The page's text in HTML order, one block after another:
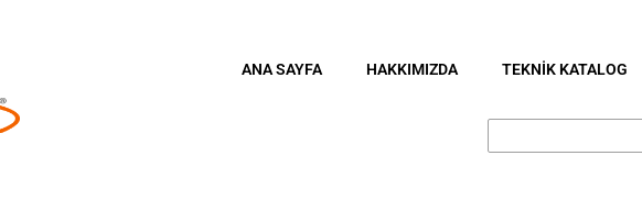
ANA SAYFA HAKKIMIZDA TEKNİK KATALOG